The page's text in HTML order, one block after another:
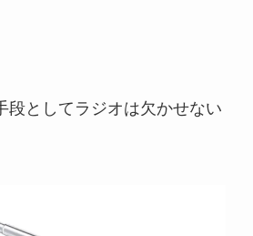
段としてラジオは欠かせない